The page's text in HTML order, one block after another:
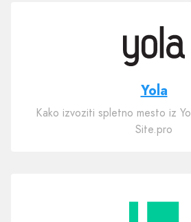
Yola
Kako izvoziti spletno mesto iz
Site.pro